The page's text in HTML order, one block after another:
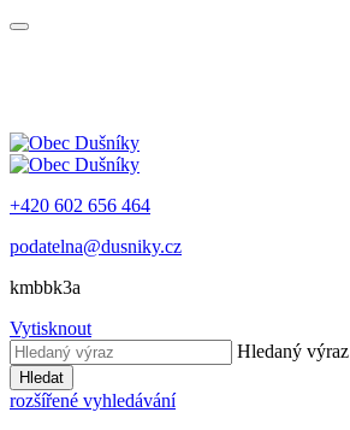
+420 602 656 464
podatelna@dusniky.cz
kmbbk3a
Vytisknout
Hledaný výraz
Hledat
rozšířené vyhledávání